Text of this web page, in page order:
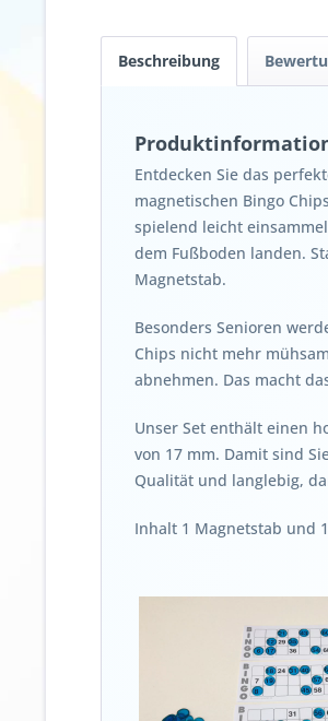
Beschreibung
Entdecken Sie das
magnetischen Bingo
spielend leicht
dem Fußboden landen.
Magnetstab.
Besonders Senioren
Chips nicht mehr
abnehmen. Das macht
Unser Set enthält einen
von 17 mm. Damit sind
Qualität und langlebig,
Inhalt 1 Magnetstab und